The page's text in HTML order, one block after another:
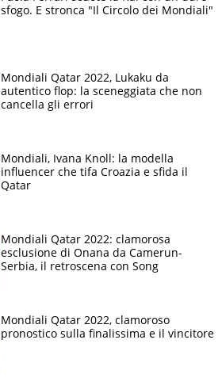
sfogo. E stronca "Il Circolo dei Mondiali"
Mondiali Qatar 2022, Lukaku da
autentico flop: la sceneggiata che non
cancella gli errori
Mondiali, Ivana Knoll: la modella
influencer che tifa Croazia e sfida il
Qatar
Mondiali Qatar 2022: clamorosa
esclusione di Onana da Camerun-
Serbia, il retroscena con Song
Mondiali Qatar 2022, clamoroso
pronostico sulla finalissima e il vincitore